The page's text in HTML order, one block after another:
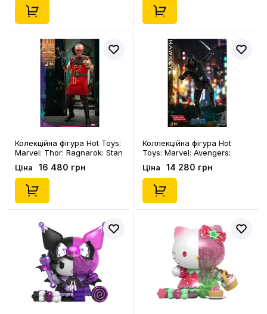
Колекційна фігура Hot Toys:
Marvel: Thor: Ragnarok: Stan
Lee (2020 Toy Fair
Exclusive), (85047)
Ціна 16 480 грн
Коллекційна фігура Hot
Toys: Marvel: Avengers:
Endgame: Hawkeye (Deluxe),
(80134)
Ціна 14 280 грн